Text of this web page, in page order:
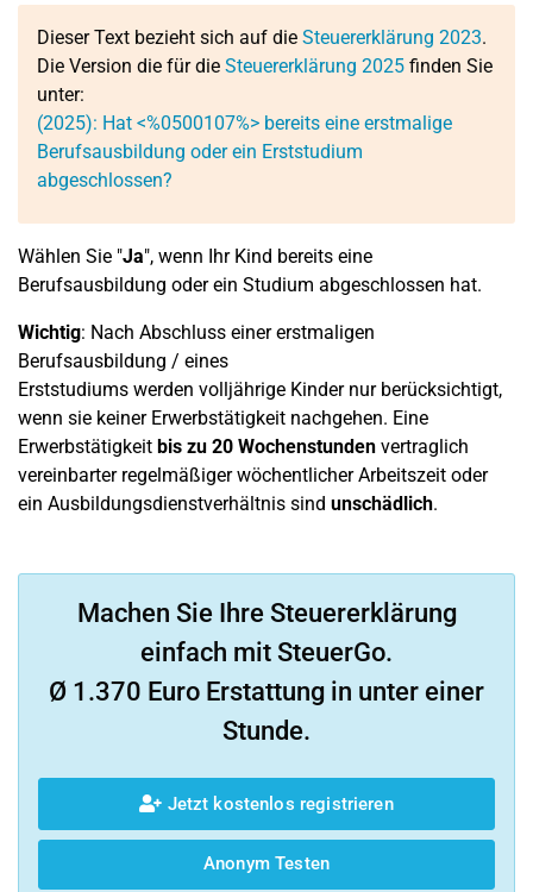
Dieser Text bezieht sich auf die Steuererklärung 2023.
Die Version die für die Steuererklärung 2025 finden Sie
unter:
(2025): Hat <%0500107%> bereits eine erstmalige
Berufsausbildung oder ein Erststudium
abgeschlossen?
Wählen Sie "Ja", wenn Ihr Kind bereits eine
Berufsausbildung oder ein Studium abgeschlossen hat.
Wichtig: Nach Abschluss einer erstmaligen
Berufsausbildung / eines
Erststudiums werden volljährige Kinder nur berücksichtigt,
wenn sie keiner Erwerbstätigkeit nachgehen. Eine
Erwerbstätigkeit bis zu 20 Wochenstunden vertraglich
vereinbarter regelmäßiger wöchentlicher Arbeitszeit oder
ein Ausbildungsdienstverhältnis sind unschädlich.
Machen Sie Ihre Steuererklärung
einfach mit SteuerGo.
Ø 1.370 Euro Erstattung in unter einer
Stunde.
Jetzt kostenlos registrieren
Anonym Testen